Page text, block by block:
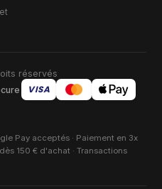
réservés
VISA
Pay acceptés · Paiement en 3x
150 € d'achat · Transactions